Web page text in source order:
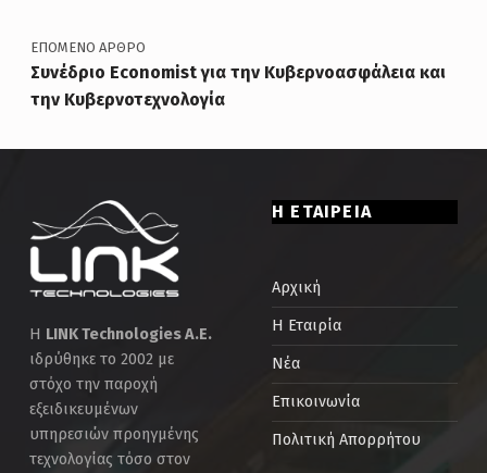
ΕΠΌΜΕΝΟ ΆΡΘΡΟ
Συνέδριο Economist για την Κυβερνοασφάλεια και
την Κυβερνοτεχνολογία
Η LINK Technologies Α.Ε.
ιδρύθηκε το 2002 με
στόχο την παροχή
εξειδικευμένων
υπηρεσιών προηγμένης
τεχνολογίας τόσο στον
Η ΕΤΑΙΡΕΙΑ
Αρχική
Η Εταιρία
Νέα
Επικοινωνία
Πολιτική Απορρήτου